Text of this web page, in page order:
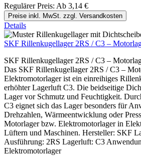
Regulärer Preis: Ab 3,14 €
Preise inkl. MwSt. zzgl. Versandkosten
Details
SKF Rillenkugellager 2RS / C3 –
SKF Rillenkugellager 2RS / C3 –
Das SKF Rillenkugellager 2RS / C3 –
Elektromotorlager ist ein einreihiges
erhöhter Lagerluft C3. Die beidseitige
Lager vor Schmutz und Feuchtigkeit.
C3 eignet sich das Lager besonders für
Drehzahlen, Wärmeentwicklung oder
Motorlager bzw. Elektromotorlager in
Lüftern und Maschinen. Hersteller: SKF
Ausführung: 2RS Lagerluft: C3
Elektromotorlager